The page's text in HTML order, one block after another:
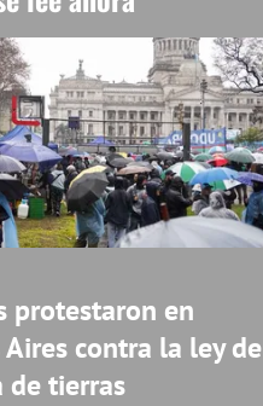
protestaron en
Aires contra la ley de
de tierras